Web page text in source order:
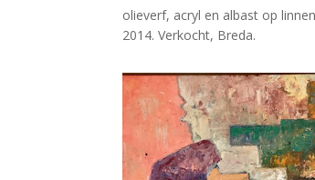
olieverf, acryl en albast op
2014. Verkocht, Breda.